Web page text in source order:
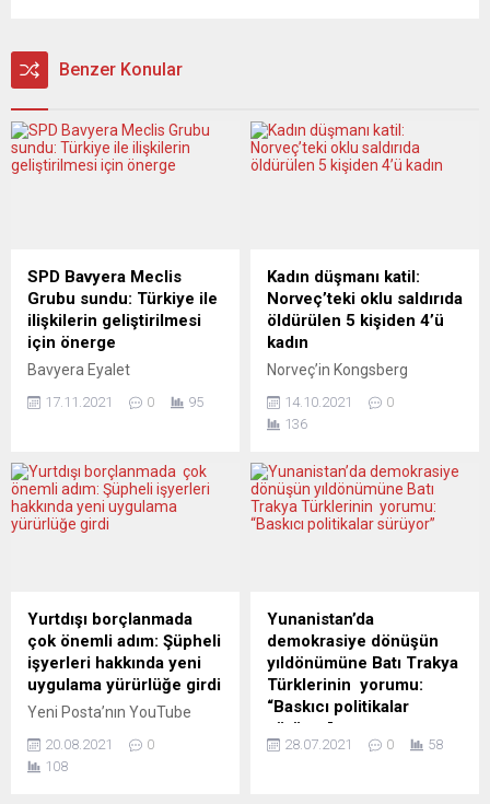
Benzer Konular
SPD Bavyera Meclis
Grubu sundu: Türkiye ile
ilişkilerin geliştirilmesi
için önerge
Bavyera Eyalet
Sosyal Demokrat Partisi
Bavyera hükümetine
sunduğu ve Türkiye ile
ilişkilerin geliştirilmesi
Komisyonu’nda kabul edildi.
Komisyonda sağ popülist
Almanya için Alternatif
(AfD) partisi dışındaki bütün
partiler önergeye destek
verdi. SPD...
17.11.2021 0 95
Kadın düşmanı katil:
Norveç’teki oklu saldırıda
öldürülen 5 kişiden 4’ü
kadın
Norveç’in Kongsberg
marketin yakınında
düzenlenen oklu saldırıda
4’ünün kadın olduğu
açıklandı. Oslo Polis Müdürü
Ole Bredrup Saeverud,
ila 70 olduğunu kaydetti.
Olaydan sonra yakalan 37
yaşındaki saldırganın
Danimarka vatandaşı
olduğunu belirten...
14.10.2021
0
136
Yurtdışı borçlanmada
çok önemli adım: Şüpheli
işyerleri hakkında yeni
uygulama yürürlüğe girdi
Yeni Posta’nın YouTube
Danışma Saati adlı canlı
yayınlanan programda
20.08.2021
0
108
Yunanistan’da
demokrasiye dönüşün
yıldönümüne Batı Trakya
Türklerinin yorumu:
“Baskıcı politikalar
sürüyor”
ABTTF Başkanı Halit Habip
28.07.2021 0 58